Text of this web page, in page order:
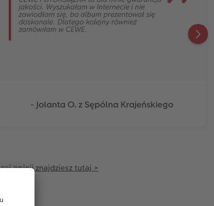
- Jolanta O. z Sępólna Krajeńskiego
opinii znajdziesz tutaj >